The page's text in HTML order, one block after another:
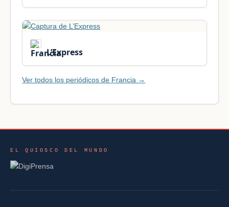
L’Express
Ver todos los periódicos de Francia →
EL QUIOSCO DEL MUNDO